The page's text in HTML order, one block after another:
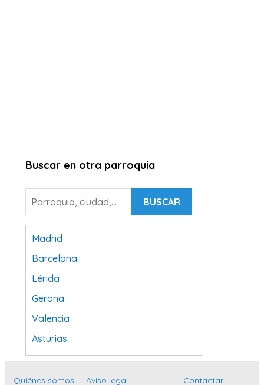
Buscar en otra parroquia
BUSCAR
Madrid
Barcelona
Lérida
Gerona
Valencia
Asturias
Tarragona
Navarra
Quiénes somos Aviso legal Contactar